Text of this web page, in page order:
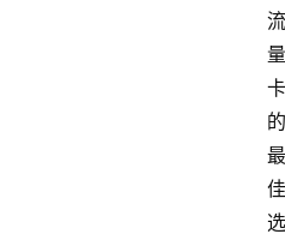
流
量
卡
的
最
佳
选